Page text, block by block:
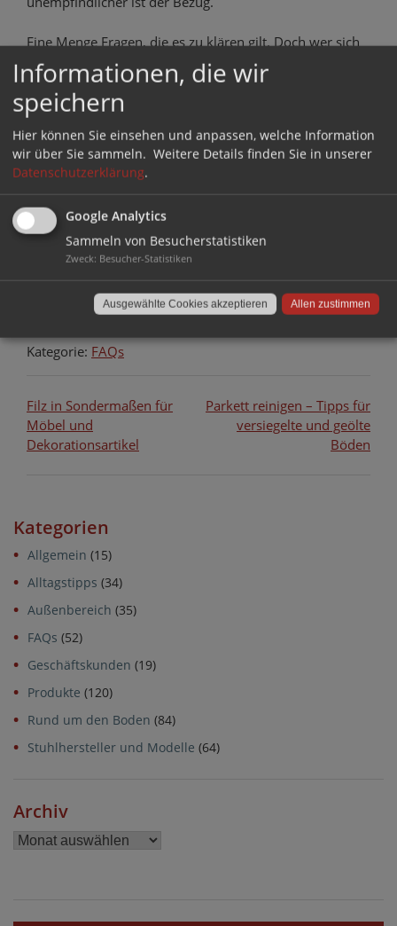
Eine Menge Fragen, die es zu klären gilt. Doch wer sich
vor dem Kauf ausreichend Zeit nimmt und sich über
seine Bedürfnisse im Klaren ist, wird sicher das
passende Modell finden.
Auch interessant:
Möbelgleiter für Eckbänke
Kategorie: FAQs
Beitragsnavigation
Filz in Sondermaßen für
Möbel und
Dekorationsartikel
Parkett reinigen – Tipps für
versiegelte und geölte
Böden
Kategorien
Allgemein (15)
Alltagstipps (34)
Außenbereich (35)
FAQs (52)
Geschäftskunden (19)
Produkte (120)
Rund um den Boden (84)
Stuhlhersteller und Modelle (64)
Archiv
Archiv
Informationen, die wir
speichern
Hier können Sie einsehen und anpassen, welche Information
wir über Sie sammeln. Weitere Details finden Sie in unserer
Datenschutzerklärung.
Google Analytics
Sammeln von Besucherstatistiken
Zweck: Besucher-Statistiken
Allen zustimmen
Ausgewählte Cookies akzeptieren